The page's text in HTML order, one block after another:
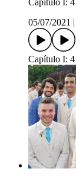
Capítulo I: 4
05/07/2021
Capítulo I: 4